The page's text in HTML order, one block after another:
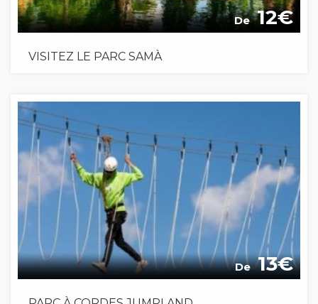
De 12
VISITEZ LE PARC SAMÀ
De 13